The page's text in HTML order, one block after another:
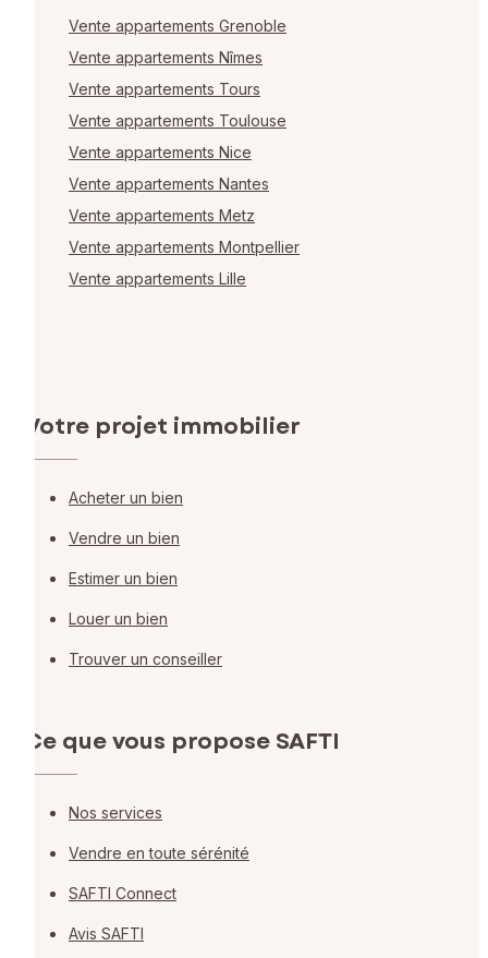
Vente appartements Grenoble
Vente appartements Nîmes
Vente appartements Tours
Vente appartements Toulouse
Vente appartements Nice
Vente appartements Nantes
Vente appartements Metz
Vente appartements Montpellier
Vente appartements Lille
Votre projet immobilier
Acheter un bien
Vendre un bien
Estimer un bien
Louer un bien
Trouver un conseiller
Ce que vous propose SAFTI
Nos services
Vendre en toute sérénité
SAFTI Connect
Avis SAFTI